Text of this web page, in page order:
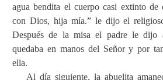
agua bendita el cuerpo casi extinto de
con Dios, hija mía.” le dijo el
Después de la misa el padre le dijo
quedaba en manos del Señor y por
ella.
Al día siguiente, la abuelita